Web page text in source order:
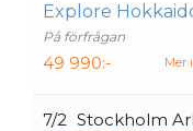
Explore
På förfrågan
49 990:- Mer
7/2 Stockholm